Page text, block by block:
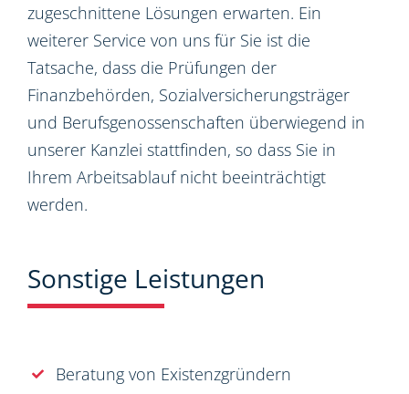
zugeschnittene Lösungen erwarten. Ein
weiterer Service von uns für Sie ist die
Tatsache, dass die Prüfungen der
Finanzbehörden, Sozialversicherungsträger
und Berufsgenossenschaften überwiegend in
unserer Kanzlei stattfinden, so dass Sie in
Ihrem Arbeitsablauf nicht beeinträchtigt
werden.
Sonstige Leistungen
Beratung von Existenzgründern